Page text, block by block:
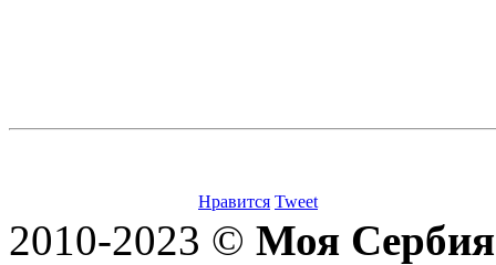
Нравится Tweet
2010-2023 © Моя Сербия